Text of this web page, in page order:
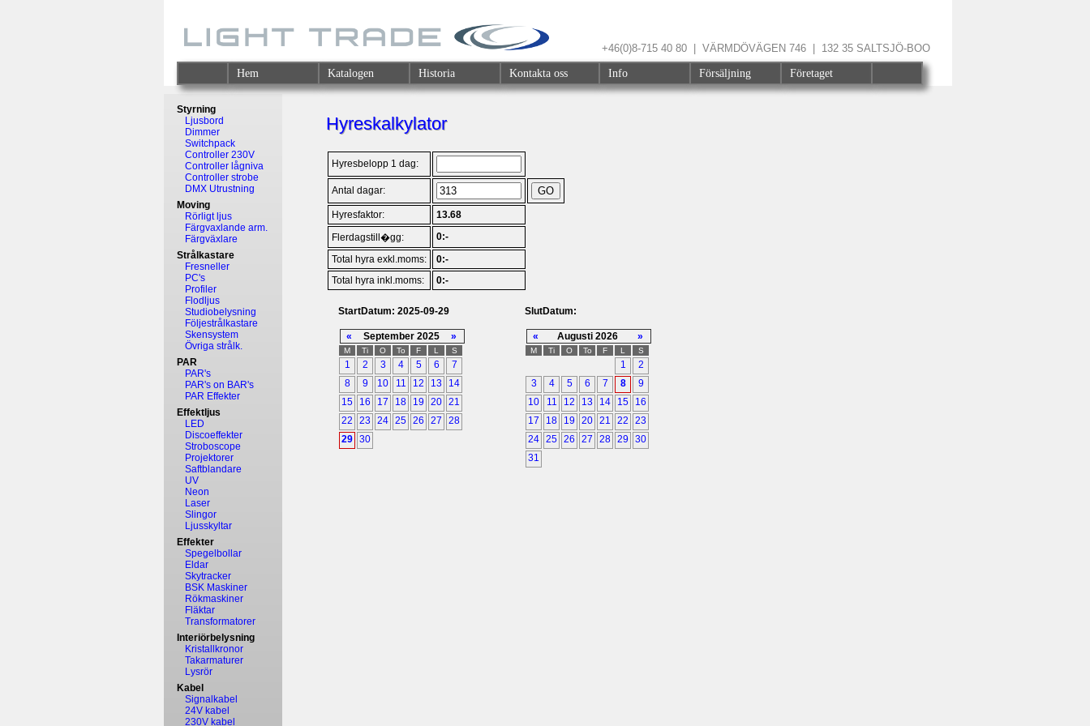
+46(0)8-715 40 80 | VÄRMDÖVÄGEN 746 | 132 35 SALTSJÖ-BOO
Hem Katalogen Historia Kontakta oss Info Försäljning Företaget
Styrning
Ljusbord
Dimmer
Switchpack
Controller 230V
Controller lågniva
Controller strobe
DMX Utrustning
Moving
Rörligt ljus
Färgvaxlande arm.
Färgväxlare
Strålkastare
Fresneller
PC's
Profiler
Flodljus
Studiobelysning
Följestrålkastare
Skensystem
Övriga strålk.
PAR
PAR's
PAR's on BAR's
PAR Effekter
Effektljus
LED
Discoeffekter
Stroboscope
Projektorer
Saftblandare
UV
Neon
Laser
Slingor
Ljusskyltar
Effekter
Spegelbollar
Eldar
Skytracker
BSK Maskiner
Rökmaskiner
Fläktar
Transformatorer
Interiörbelysning
Kristallkronor
Takarmaturer
Lysrör
Kabel
Signalkabel
24V kabel
230V kabel
Hyreskalkylator
Hyresbelopp 1 dag:
Antal dagar:
Hyresfaktor:
13.68
Flerdagstill�gg:
0:-
Total hyra exkl.moms:
0:-
Total hyra inkl.moms:
0:-
StartDatum: 2025-09-29
« September 2025 »
M Ti O To F L S
1 2 3 4 5 6
7
8
9 10 11 12 13
14
15
16 17 18 19 20 21
22
23 24 25 26 27
28
29 30
SlutDatum:
« Augusti 2026 »
M Ti O To F L S
1
2
3
4 5 6 7 8
9
10
11 12 13 14 15
16
17
18 19 20 21 22
23
24 25 26 27 28 29
30
31